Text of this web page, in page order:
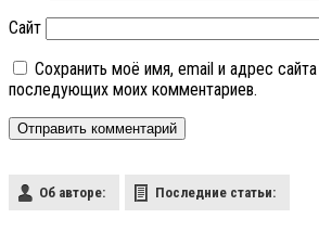
Сайт
Сохранить моё имя, email и адрес
последующих моих комментариев.
Об авторе: Последние статьи: